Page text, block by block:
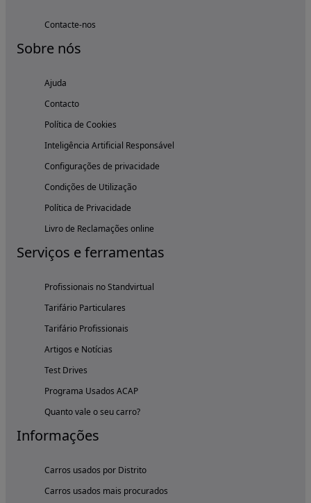
Contacte-nos
Sobre nós
Ajuda
Contacto
Política de Cookies
Inteligência Artificial Responsável
Configurações de privacidade
Condições de Utilização
Política de Privacidade
Livro de Reclamações online
Serviços e ferramentas
Profissionais no Standvirtual
Tarifário Particulares
Tarifário Profissionais
Artigos e Notícias
Test Drives
Programa Usados ACAP
Quanto vale o seu carro?
Informações
Carros usados por Distrito
Carros usados mais procurados